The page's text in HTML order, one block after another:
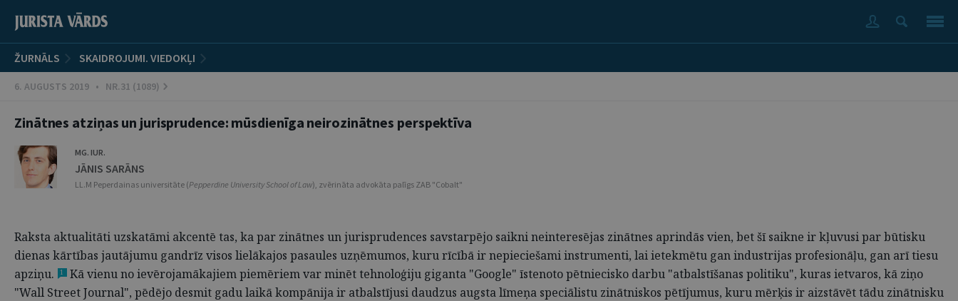
ŽURNĀLS SKAIDROJUMI. VIEDOKĻI
6. AUGUSTS 2019 • NR.31 (1089)
Zinātnes atziņas un jurisprudence: mūsdienīga neirozinātnes perspektīva
MG. IUR.
JĀNIS SARĀNS
LL.M Peperdainas universitāte (Pepperdine University School of Law), zvērināta advokāta palīgs ZAB "Cobalt"
Raksta aktualitāti uzskatāmi akcentē tas, ka par zinātnes un jurisprudences savstarpējo saikni neinteresējas zinātnes aprindās vien, bet šī saikne ir kļuvusi par būtisku
dienas kārtības jautājumu gandrīz visos lielākajos pasaules uzņēmumos, kuru rīcībā ir nepieciešami instrumenti, lai ietekmētu gan industrijas profesionāļu, gan arī tiesu
apziņu.
1
Kā vienu no ievērojamākajiem piemēriem var minēt tehnoloģiju giganta "Google" īstenoto pētniecisko darbu "atbalstīšanas politiku", kuras ietvaros, kā ziņo
"Wall Street Journal", pēdējo desmit gadu laikā kompānija ir atbalstījusi daudzus augsta līmeņa speciālistu zinātniskos pētījumus, kuru mērķis ir aizstāvēt tādu zinātnisku